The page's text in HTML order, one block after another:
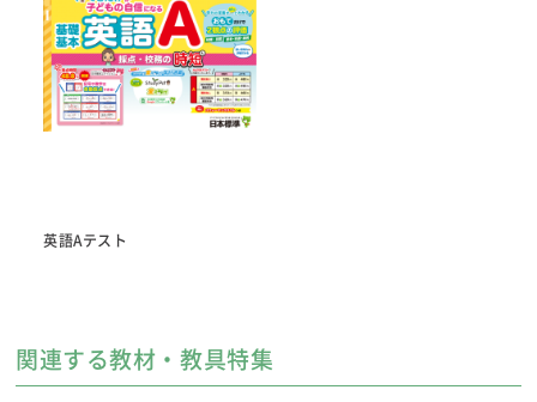
英語Aテスト
関連する教材・教具特集